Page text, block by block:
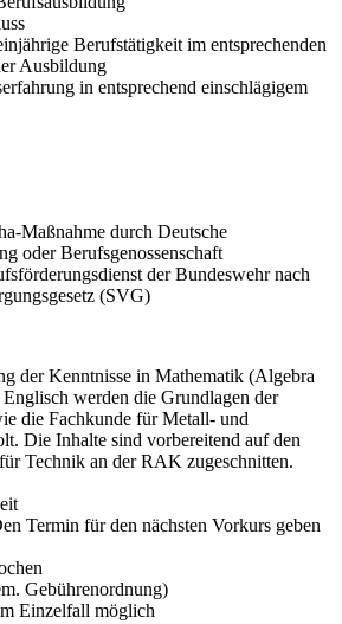
Berufstätigkeit im entsprechenden
Ausbildung
in entsprechend einschlägigem
Maßnahme durch Deutsche
oder Berufsgenossenschaft
der Bundeswehr nach
(SVG)
der Kenntnisse in Mathematik (Algebra
werden die Grundlagen der
die Fachkunde für Metall- und
Die Inhalte sind vorbereitend auf den
Technik an der RAK zugeschnitten.
Termin für den nächsten Vorkurs geben
Gebührenordnung)
Einzelfall möglich